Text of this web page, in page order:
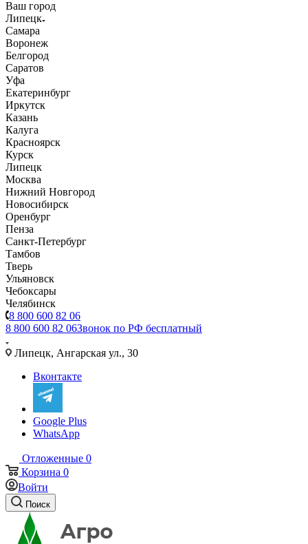
Ваш город
Липецк
Самара
Воронеж
Белгород
Саратов
Уфа
Екатеринбург
Иркутск
Казань
Калуга
Красноярск
Курск
Липецк
Москва
Нижний Новгород
Новосибирск
Оренбург
Пенза
Санкт-Петербург
Тамбов
Тверь
Ульяновск
Чебоксары
Челябинск
8 800 600 82 06
8 800 600 82 06Звонок по РФ бесплатный
Липецк, Ангарская ул., 30
Вконтакте
Google Plus
WhatsApp
Отложенные 0
Корзина 0
Войти
Поиск